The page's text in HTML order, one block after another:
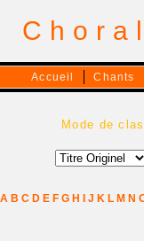
Accueil Chants
Mode de
A B C D E F G H J K L M N